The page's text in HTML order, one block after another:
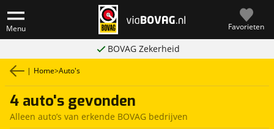
Menu Favorieten
BOVAG Zekerheid
| Home>Auto's
4 auto's gevonden
Alleen auto’s van erkende BOVAG bedrijven